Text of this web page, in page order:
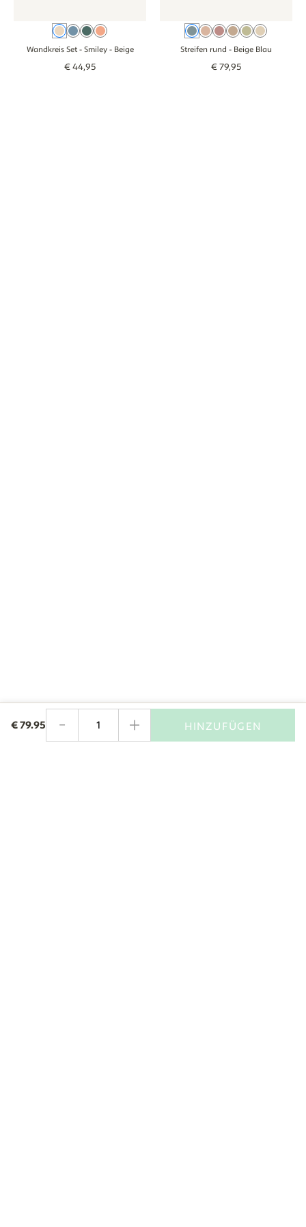
€79.95 - + HINZUFÜGEN
Beige
BlauGrünRosa
Wandkreis Set - Smiley- Beige
€44,95
Beige Blau
Oudroze
RosaBraun
GroenBeige
Streifen rund - Beige Blau
€79,95